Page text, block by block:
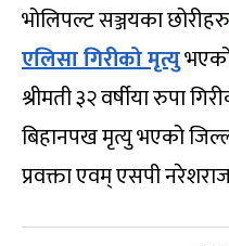
भोलिपल्ट सञ्जयका छोरीहरु
एलिसा गिरीको मृत्यु
श्रीमती ३२ वर्षीया रुपा
बिहानपख मृत्यु भएको
प्रवक्ता एवम् एसपी